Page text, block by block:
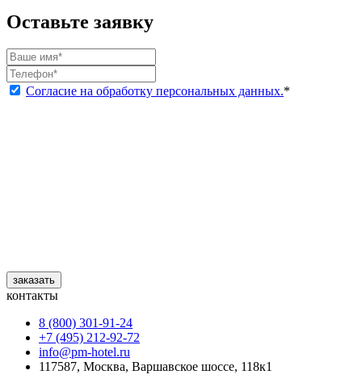
Оставьте заявку
Согласие на обработку персональных данных.*
заказать
контакты
8 (800) 301‑91‑24
+7 (495) 212‑92‑72
info@pm-hotel.ru
117587, Москва, Варшавское шоссе, 118к1